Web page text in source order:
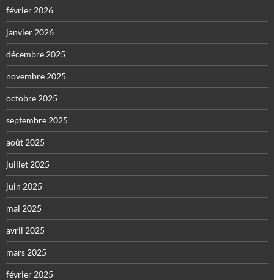
février 2026
janvier 2026
décembre 2025
novembre 2025
octobre 2025
septembre 2025
août 2025
juillet 2025
juin 2025
mai 2025
avril 2025
mars 2025
février 2025